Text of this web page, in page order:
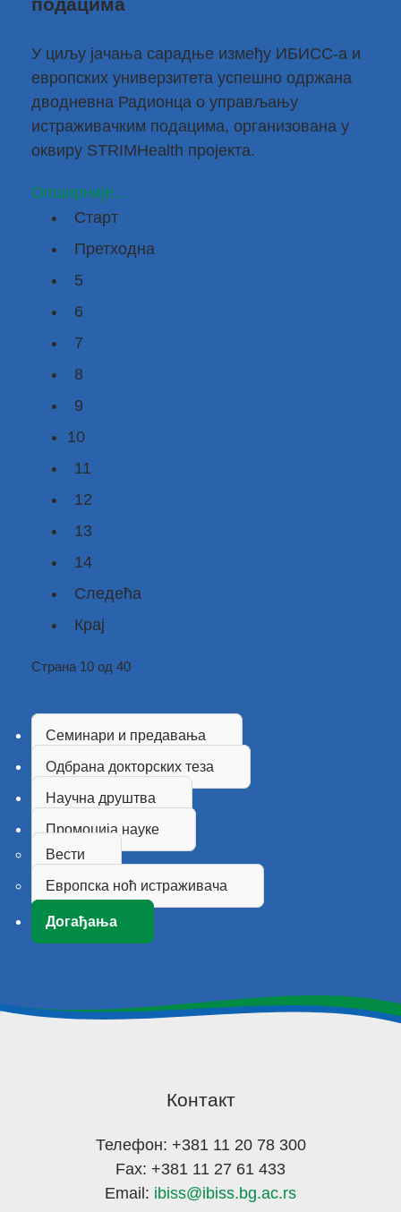
У циљу јачања сарадње између ИБИСС-а и
европских универзитета успешно одржана
дводневна Радионца о управљању
истраживачким подацима, организована у
оквиру STRIMHealth пројекта.
Опширније...
Старт
Претходна
5
6
7
8
9
10
11
12
13
14
Следећа
Крај
Страна 10 од 40
Семинари и предавања
Одбрана докторских теза
Научна друштва
Промоција науке
Вести
Европска ноћ истраживача
Догађања
Контакт
Телефон: +381 11 20 78 300
Fax: +381 11 27 61 433
Email: ibiss@ibiss.bg.ac.rs